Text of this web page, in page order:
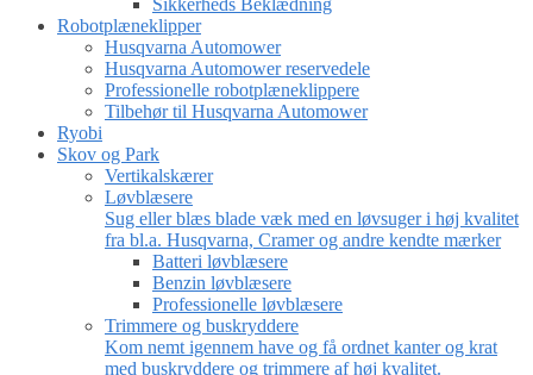
Sikkerheds Beklædning
Robotplæneklipper
Husqvarna Automower
Husqvarna Automower reservedele
Professionelle robotplæneklippere
Tilbehør til Husqvarna Automower
Ryobi
Skov og Park
Vertikalskærer
Løvblæsere
Sug eller blæs blade væk med en løvsuger i høj kvalitet
fra bl.a. Husqvarna, Cramer og andre kendte mærker
Batteri løvblæsere
Benzin løvblæsere
Professionelle løvblæsere
Trimmere og buskryddere
Kom nemt igennem have og få ordnet kanter og krat
med buskryddere og trimmere af høj kvalitet.